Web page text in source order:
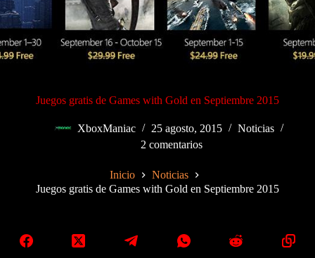
Juegos gratis de Games with Gold en Septiembre 2015
XboxManiac 25 agosto, 2015
Noticias
2 comentarios
Inicio
Noticias
Juegos gratis de Games with Gold en Septiembre 2015